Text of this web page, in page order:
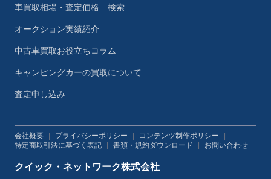
車買取相場・査定価格 検索
オークション実績紹介
中古車買取お役立ちコラム
キャンピングカーの買取について
査定申し込み
会社概要 | プライバシーポリシー | コンテンツ制作ポリシー
|
特定商取引法に基づく表記
| 書類・規約ダウンロード | お問い合わせ
クイック・ネットワーク株式会社